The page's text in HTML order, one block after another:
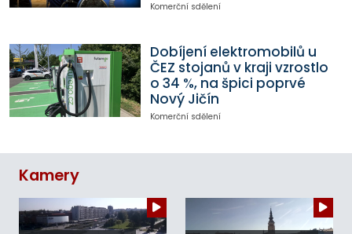
Komerční sdělení
Dobíjení elektromobilů u
ČEZ stojanů v kraji vzrostlo
o 34 %, na špici poprvé
Nový Jičín
Komerční sdělení
Kamery